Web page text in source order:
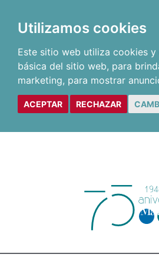
Utilizamos cookies
Este sitio web utiliza cookies
básica del sitio web, para
marketing, para mostrar
ACEPTAR RECHAZAR